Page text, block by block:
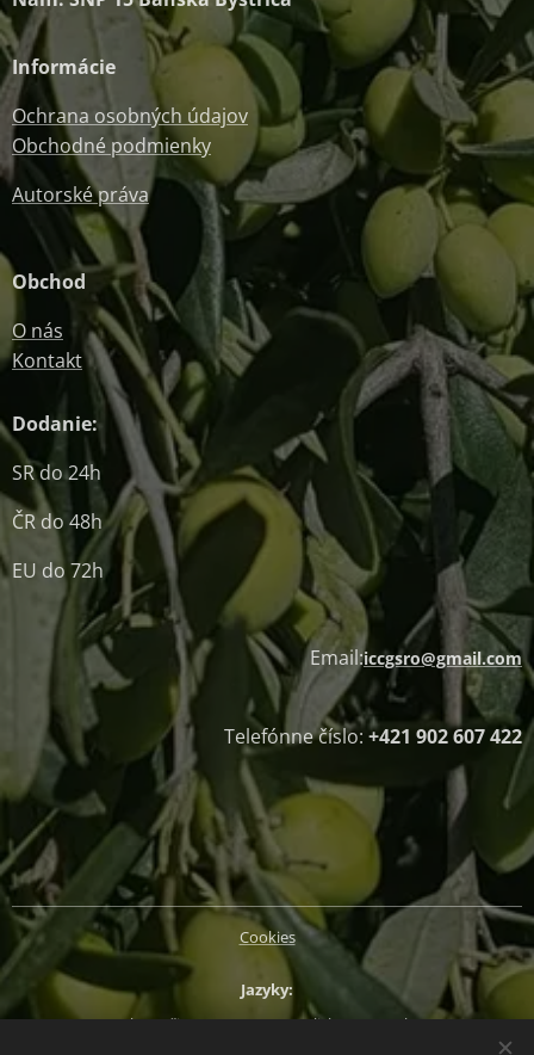
Informácie
Ochrana osobných údajov
Obchodné podmienky
Autorské práva
Obchod
O nás
Kontakt
Dodanie:
SR do 24h
ČR do 48h
EU do 72h
Email:iccgsro@gmail.com
Telefónne číslo: +421 902 607 422
Cookies
Jazyky
Slovenčina
Magyar English Deutsch